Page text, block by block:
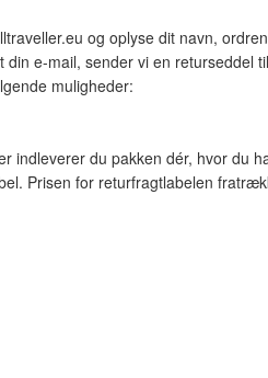
og oplyse dit navn,
e-mail, sender vi en returseddel
muligheder:
indleverer du pakken dér, hvor du
Prisen for returfragtlabelen